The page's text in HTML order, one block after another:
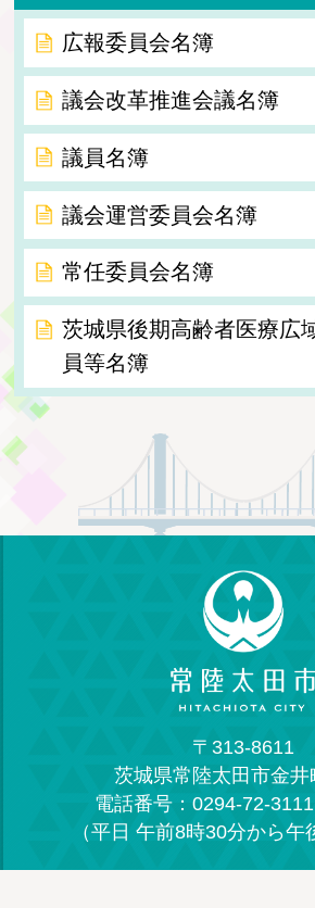
広報委員会名簿
議会改革推進会議名簿
議員名簿
議会運営委員会名簿
常任委員会名簿
茨城県後期高齢者医療広
員等名簿
〒313-8611
茨城県常陸太田市金井
電話番号：0294-72-3111
（平日 午前8時30分から午